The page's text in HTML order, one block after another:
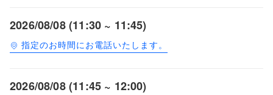
2026/08/08 (11:30 ~ 11:45)
指定のお時間にお電話いたします。
2026/08/08 (11:45 ~ 12:00)